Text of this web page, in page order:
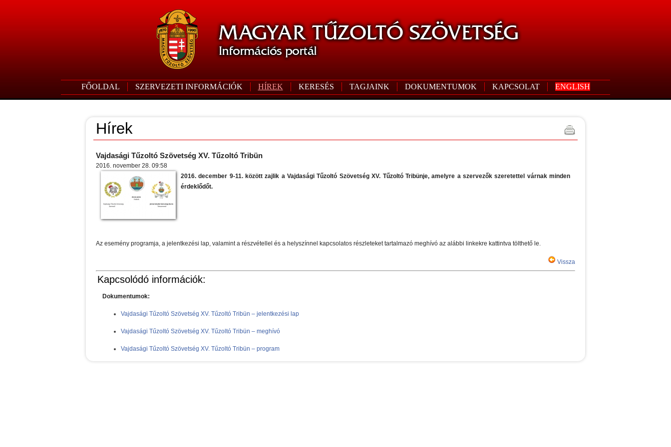
FŐOLDAL SZERVEZETI INFORMÁCIÓK HÍREK KERESÉS TAGJAINK DOKUMENTUMOK KAPCSOLAT ENGLISH
Hírek
Vajdasági Tűzoltó Szövetség XV. Tűzoltó Tribün
2016. november 28. 09:58
2016. december 9-11. között zajlik a Vajdasági Tűzoltó Szövetség XV. Tűzoltó Tribünje, amelyre a szervezők szeretettel várnak minden
érdeklődőt.
Az esemény programja, a jelentkezési lap, valamint a részvétellel és a helyszínnel kapcsolatos részleteket tartalmazó meghívó az alábbi linkekre kattintva tölthető le.
Vissza
Kapcsolódó információk:
Dokumentumok:
Vajdasági Tűzoltó Szövetség XV. Tűzoltó Tribün – jelentkezési lap
Vajdasági Tűzoltó Szövetség XV. Tűzoltó Tribün – meghívó
Vajdasági Tűzoltó Szövetség XV. Tűzoltó Tribün – program